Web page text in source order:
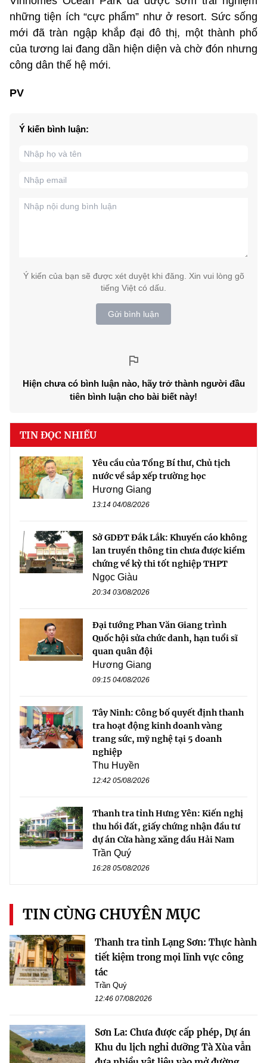
những tiện ích “cực phẩm” như ở resort. Sức sống
mới đã tràn ngập khắp đại đô thị, một thành phố
của tương lai đang dần hiện diện và chờ đón nhưng
công dân thế hệ mới.
PV
Ý kiến bình luận:
Ý kiến của bạn sẽ được xét duyệt khi đăng. Xin vui lòng gõ
tiếng Việt có dấu.
Gửi bình luận
Hiện chưa có bình luận nào, hãy trở thành người đầu
tiên bình luận cho bài biết này!
TIN ĐỌC NHIỀU
Yêu cầu của Tổng Bí thư, Chủ tịch
nước về sắp xếp trường học
Hương Giang
13:14 04/08/2026
Sở GDĐT Đắk Lắk: Khuyến cáo không
lan truyền thông tin chưa được kiểm
chứng về kỳ thi tốt nghiệp THPT
Ngọc Giàu
20:34 03/08/2026
Đại tướng Phan Văn Giang trình
Quốc hội sửa chức danh, hạn tuổi sĩ
quan quân đội
Hương Giang
09:15 04/08/2026
Tây Ninh: Công bố quyết định thanh
tra hoạt động kinh doanh vàng
trang sức, mỹ nghệ tại 5 doanh
nghiệp
Thu Huyền
12:42 05/08/2026
Thanh tra tỉnh Hưng Yên: Kiến nghị
thu hồi đất, giấy chứng nhận đầu tư
dự án Cửa hàng xăng dầu Hải Nam
Trần Quý
16:28 05/08/2026
TIN CÙNG CHUYÊN MỤC
Thanh tra tỉnh Lạng Sơn: Thực hành
tiết kiệm trong mọi lĩnh vực công
tác
Trần Quý
12:46 07/08/2026
Sơn La: Chưa được cấp phép, Dự án
Khu du lịch nghỉ dưỡng Tà Xùa vẫn